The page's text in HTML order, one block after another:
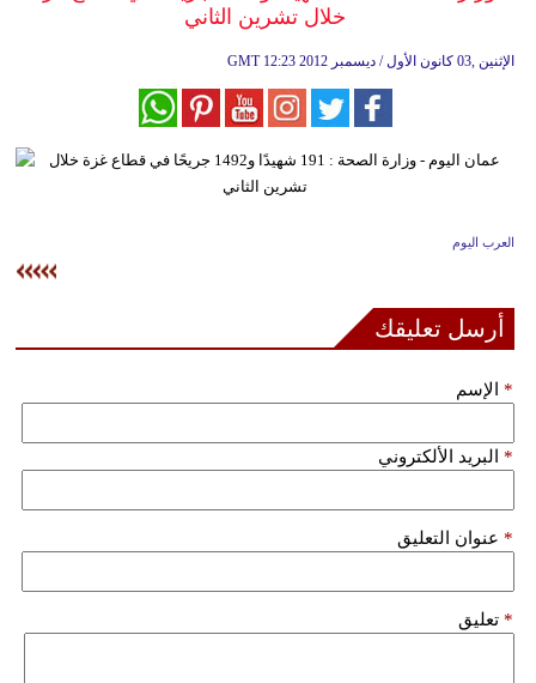
سياحة
ديكور
مرأة
وتكنولوجيا
خلال تشرين الثاني
GMT 12:23 2012 الإثنين ,03 كانون الأول / ديسمبر
العرب اليوم
أرسل تعليقك
الإسم *
البريد الألكتروني *
عنوان التعليق *
تعليق *